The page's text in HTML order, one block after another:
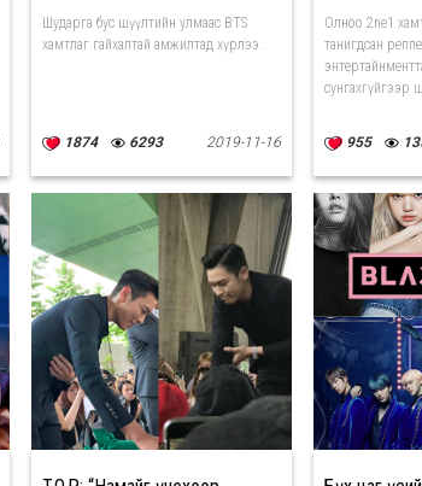
Шударга бус шүүлтийн улмаас BTS
хамтлаг гайхалтай амжилтад хүрлээ.
1874 6293 2019-11-16
Олноо 2ne1
танигдсан
сунгахгүйгээр
955